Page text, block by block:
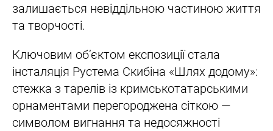
залишається невіддільною частиною життя
та творчості.
Ключовим об’єктом експозиції стала
інсталяція Рустема Скибіна «Шлях додому»:
стежка з тарелів із кримськотатарськими
орнаментами перегороджена сіткою —
символом вигнання та недосяжності